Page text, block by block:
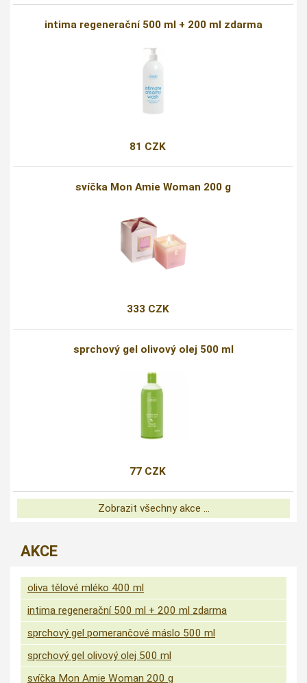
intima regenerační 500 ml + 200 ml zdarma
81 CZK
svíčka Mon Amie Woman 200 g
333 CZK
sprchový gel olivový olej 500 ml
77 CZK
Zobrazit všechny akce ...
AKCE
oliva tělové mléko 400 ml
intima regenerační 500 ml + 200 ml zdarma
sprchový gel pomerančové máslo 500 ml
sprchový gel olivový olej 500 ml
svíčka Mon Amie Woman 200 g